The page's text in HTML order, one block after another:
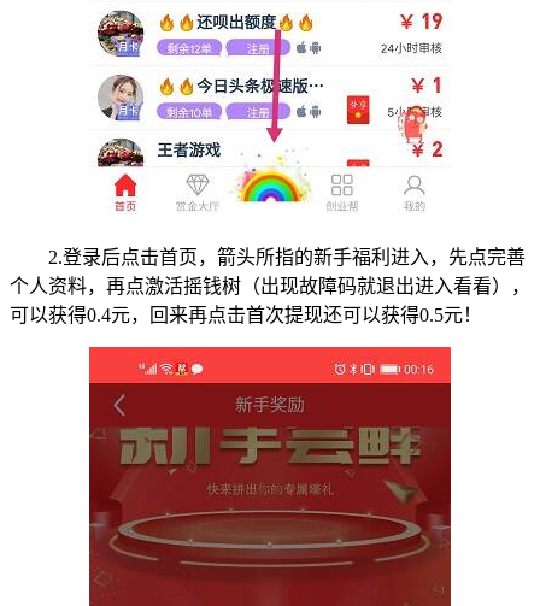
2.登录后点击首页，箭头所指的新手福利进入，先点完善
个人资料，再点激活摇钱树（出现故障码就退出进入看看），
可以获得0.4元，回来再点击首次提现还可以获得0.5元！